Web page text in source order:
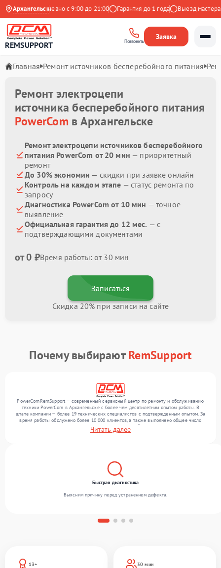
Архангельск
Ежедневно с 9:00 до 21:00 Гарантия до 1 года Выезд мастера
REMSUPPORT Позвонить
Заявка
Главная Ремонт источников бесперебойного питания
Ремонт электроцепи
источника бесперебойного питания
PowerComв Архангельске
Ремонт электроцепи источников бесперебойного
питания PowerCom от 20 мин — приоритетный
ремонт
До 30% экономии — скидки при заявке онлайн
Контроль на каждом этапе — статус ремонта по
запросу
Диагностика PowerCom от 10 мин — точное
выявление
Официальная гарантия до 12 мес. — с
подтверждающими документами
от 0 ₽Время работы: от 30 мин
Записаться
Скидка 20% при записи на сайте
Почему выбираютRemSupport
PowerComRemSupport — современный сервисный центр по ремонту и обслуживанию
техники PowerCom в Архангельске с более чем десятилетним опытом работы. В
штате компании — более 19 технических специалистов с подтвержденным опытом. За
время работы обслужено более 10 000 клиентов, а также выполнено общее число
ремонтов превысило 12 000. Ежемесячно в сервисный центр поступает более 300
обращений, включая , , . Мы выполняем ремонт различного уровня сложности и
Читать далее
13+
30 мин
Быстрая диагностика
Выясним причину перед устранением дефекта.